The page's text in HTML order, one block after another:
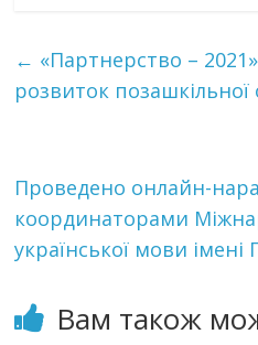
← «Партнерство –
розвиток позашкільної
Проведено онлайн-
координаторами
української мови
Вам також